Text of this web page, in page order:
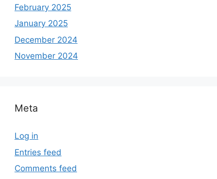
February 2025
January 2025
December 2024
November 2024
Meta
Log in
Entries feed
Comments feed